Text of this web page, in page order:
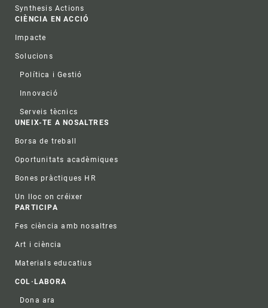
Synthesis Actions
CIÈNCIA EN ACCIÓ
Impacte
Solucions
Política i Gestió
Innovació
Serveis tècnics
UNEIX-TE A NOSALTRES
Borsa de treball
Oportunitats acadèmiques
Bones pràctiques HR
Un lloc on créixer
PARTICIPA
Fes ciència amb nosaltres
Art i ciència
Materials educatius
COL·LABORA
Dona ara